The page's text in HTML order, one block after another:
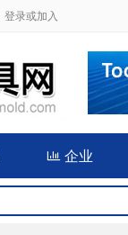
登录或加入
企业